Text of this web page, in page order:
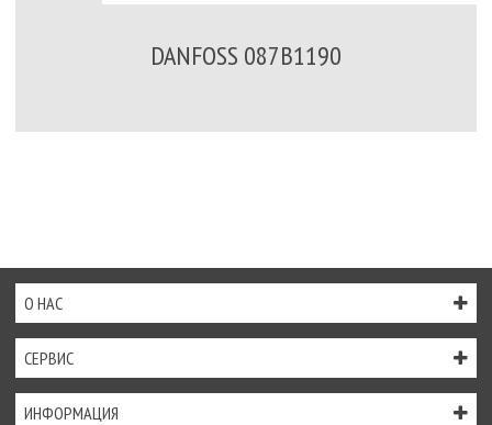
DANFOSS 087B1190
О НАС
СЕРВИС
ИНФОРМАЦИЯ